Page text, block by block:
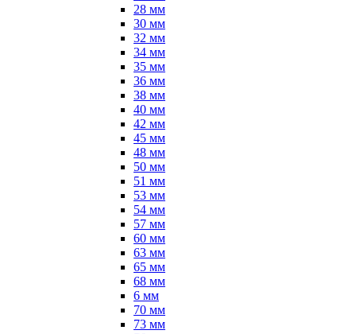
28 мм
30 мм
32 мм
34 мм
35 мм
36 мм
38 мм
40 мм
42 мм
45 мм
48 мм
50 мм
51 мм
53 мм
54 мм
57 мм
60 мм
63 мм
65 мм
68 мм
6 мм
70 мм
73 мм